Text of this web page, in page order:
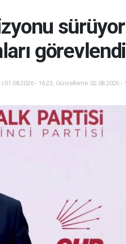
01.08.2026 - 16:23, Güncelleme: 02.08.2026 -